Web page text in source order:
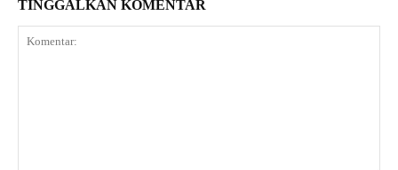
TINGGALKAN KOMENTAR